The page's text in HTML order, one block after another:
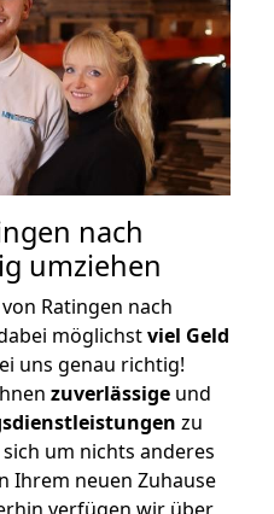
nach
umziehen
Ratingen nach
möglichstviel Geld
uns genau richtig!
zuverlässige und
zu
um nichts anderes
Ihrem neuen Zuhause